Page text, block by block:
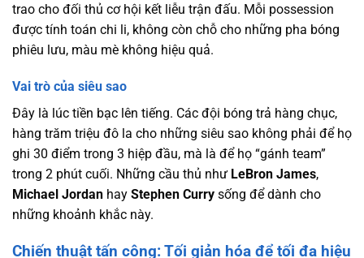
trao cho đối thủ cơ hội kết liễu trận đấu. Mỗi possession
được tính toán chi li, không còn chỗ cho những pha bóng
phiêu lưu, màu mè không hiệu quả.
Vai trò của siêu sao
Đây là lúc tiền bạc lên tiếng. Các đội bóng trả hàng chục,
hàng trăm triệu đô la cho những siêu sao không phải để họ
ghi 30 điểm trong 3 hiệp đầu, mà là để họ “gánh team”
trong 2 phút cuối. Những cầu thủ như LeBron James,
Michael Jordan hay Stephen Curry sống để dành cho
những khoảnh khắc này.
Chiến thuật tấn công: Tối giản hóa để tối đa hiệu